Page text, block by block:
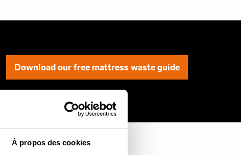
À propos des cookies
Download our free mattress waste guide